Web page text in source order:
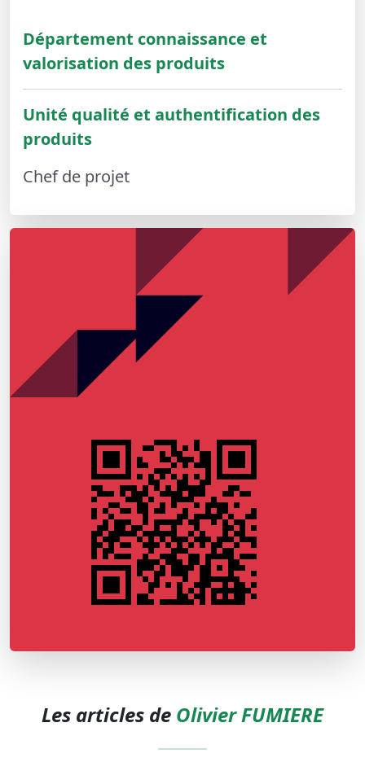
Département connaissance et
valorisation des produits
Unité qualité et authentification des
produits
Chef de projet
Les articles de Olivier FUMIERE